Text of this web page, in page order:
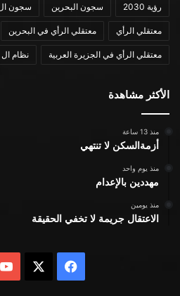
رؤية 2030 سجون البحرين سجون
معتقلي الرأي معتقلي الرأي في البحرين
معتقلي الرأي في الجزيرة العربية نظام
الأكثر مشاهدة
منذ 13 ساعة
أزمةالسكن لا تنتهي
منذ يوم واحد
مهددين بالإعدام
منذ يومين
الاعتقال جريمة لا تخفي الحقيقة
فيسبوك